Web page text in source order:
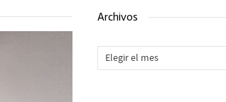
Archivos
Archivos